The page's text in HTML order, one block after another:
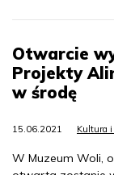
Otwarcie
Projekty
w środę
15.06.2021 Kultura
W Muzeum Woli,